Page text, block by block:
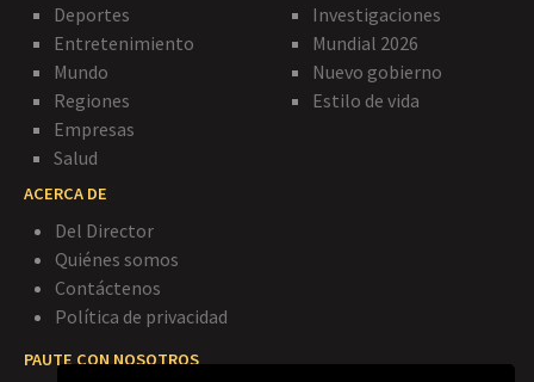
Deportes
Entretenimiento
Mundo
Regiones
Empresas
Salud
Investigaciones
Mundial 2026
Nuevo gobierno
Estilo de vida
ACERCA DE
Del Director
Quiénes somos
Contáctenos
Política de privacidad
PAUTE CON NOSOTROS